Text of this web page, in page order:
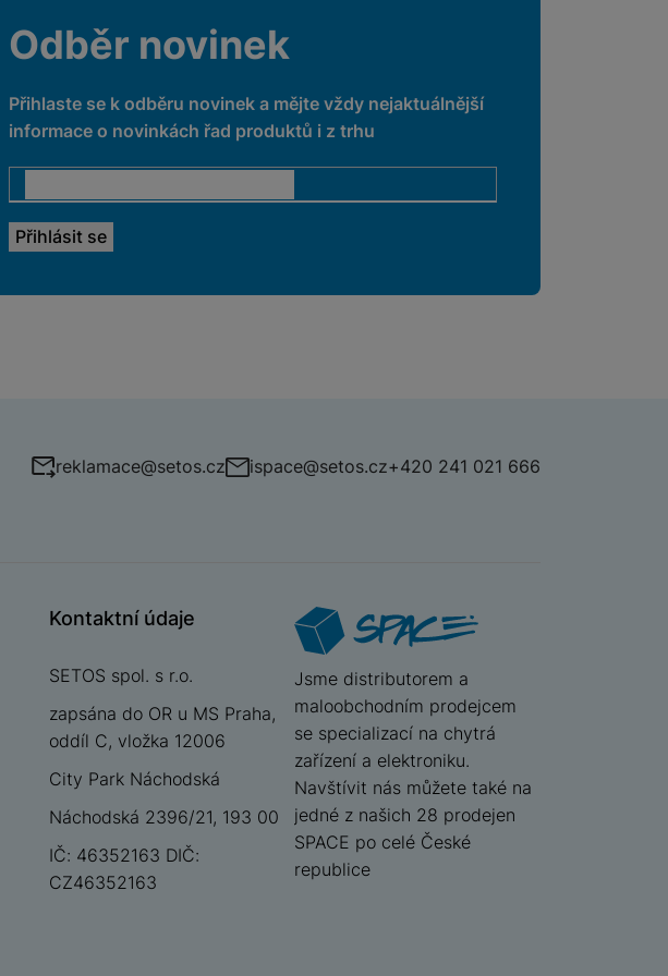
Odběr novinek
Přihlaste se k odběru novinek a mějte vždy nejaktuálnější
informace o novinkách řad produktů i z trhu
reklamace@setos.cz ispace@setos.cz+420 241 021 666
Kontaktní údaje
SETOS spol. s r.o.
zapsána do OR u MS Praha,
oddíl C, vložka 12006
City Park Náchodská
Náchodská 2396/21, 193 00
IČ: 46352163 DIČ:
CZ46352163
iSpace
Jsme distributorem a
maloobchodním prodejcem
se specializací na chytrá
zařízení a elektroniku.
Navštívit nás můžete také na
jedné z našich 28 prodejen
SPACE po celé České
republice